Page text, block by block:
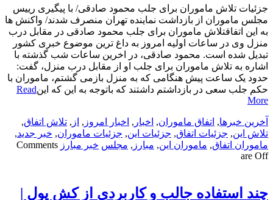
جزئیات تلاش ماموران برای جلب محمود صادقی/ با پیگیری رییس
مجلس ماموران از بازداشت نماینده تهران منصرف شدند/ واکنش ها
به این اتفاقتلاش ماموران برای جلب محمود صادقی در مقابل درب
منزل وی در ساعات اولیه امروز به داغ ترین موضوع خبری کشور
تبدیل شده است. محمود صادقی، در اخرین ساعات شب گذشته با
اشاره به تلاش ماموران برای جلب او از مقابل درب منزل، گفت:
حدود یک ساعت پیش هنگامی که به منزل بازمی گشتم، ماموران با
حکم جلب سعی در بازداشتم داشتند که باتوجه به این که اینRead
More
آخرین خبرها, اتفاق ماموران, اخبار , اخبار امروز , از , تلاش اتفاق,
تلاش این, جزئیات اتفاق, جزئیات این, جزئیات ماموران, خبر جدید,
ماموران اتفاق, ماموران این, مبارز , مجلس خبر مبارز Comments
are Off
چند استفاده جالب و کاربردی از کش پول |